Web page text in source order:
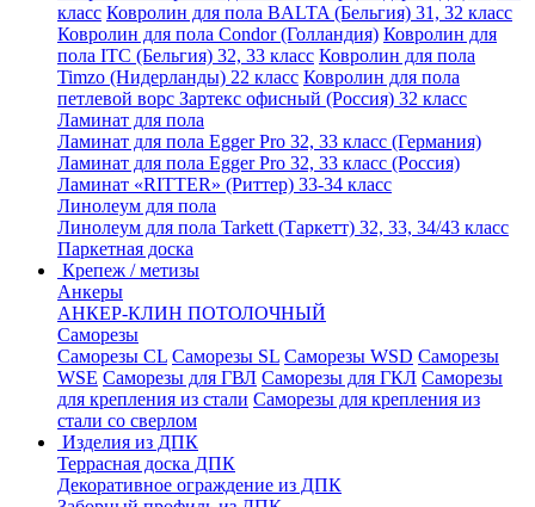
класс Ковролин для пола BALTA (Бельгия) 31, 32 класс
Ковролин для пола Condor (Голландия) Ковролин для
пола ITC (Бельгия) 32, 33 класс Ковролин для пола
Timzo (Нидерланды) 22 класс Ковролин для пола
петлевой ворс Зартекс офисный (Россия) 32 класс
Ламинат для пола
Ламинат для пола Egger Pro 32, 33 класс (Германия)
Ламинат для пола Egger Pro 32, 33 класс (Россия)
Ламинат «RITTER» (Риттер) 33-34 класс
Линолеум для пола
Линолеум для пола Tarkett (Таркетт) 32, 33, 34/43 класс
Паркетная доска
Крепеж / метизы
Анкеры
АНКЕР-КЛИН ПОТОЛОЧНЫЙ
Саморезы
Саморезы CL Саморезы SL Саморезы WSD Саморезы
WSE Саморезы для ГВЛ Саморезы для ГКЛ Саморезы
для крепления из стали Саморезы для крепления из
стали со сверлом
Изделия из ДПК
Террасная доска ДПК
Декоративное ограждение из ДПК